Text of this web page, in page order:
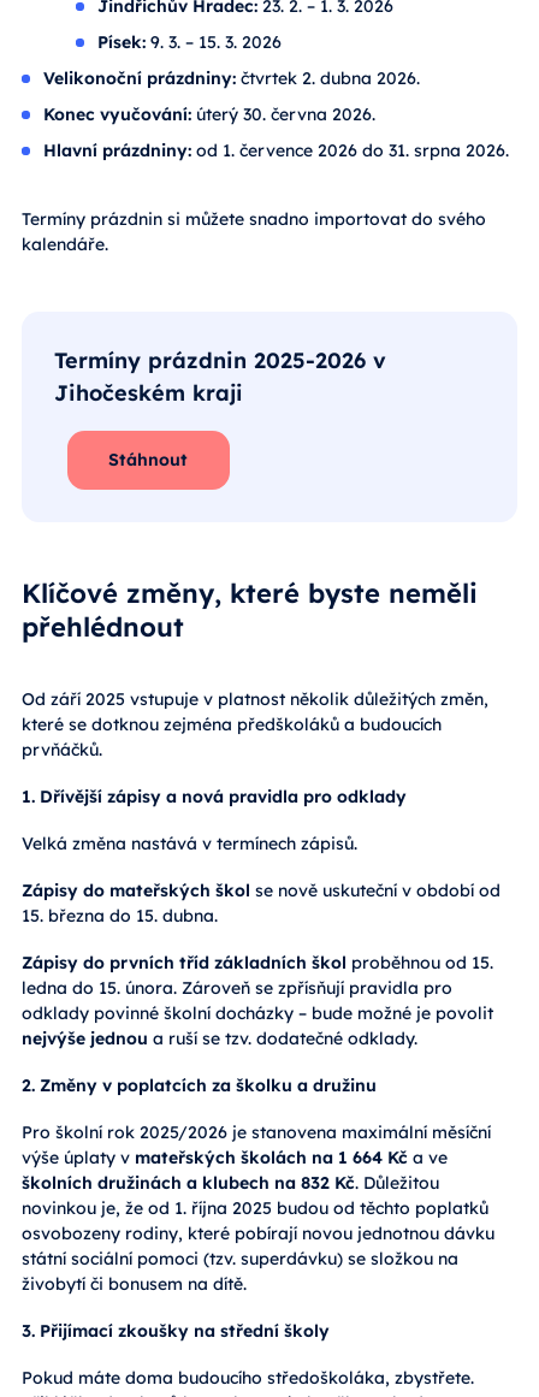
Jindřichův Hradec: 23. 2. – 1. 3. 2026
Písek: 9. 3. – 15. 3. 2026
Velikonoční prázdniny: čtvrtek 2. dubna 2026.
Konec vyučování: úterý 30. června 2026.
Hlavní prázdniny: od 1. července 2026 do 31. srpna 2026.
Termíny prázdnin si můžete snadno importovat do svého
kalendáře.
Termíny prázdnin 2025-2026 v
Jihočeském kraji
Stáhnout
Klíčové změny, které byste neměli
přehlédnout
Od září 2025 vstupuje v platnost několik důležitých změn,
které se dotknou zejména předškoláků a budoucích
prvňáčků.
1. Dřívější zápisy a nová pravidla pro odklady
Velká změna nastává v termínech zápisů.
Zápisy do mateřských škol se nově uskuteční v období od
15. března do 15. dubna.
Zápisy do prvních tříd základních škol proběhnou od 15.
ledna do 15. února. Zároveň se zpřísňují pravidla pro
odklady povinné školní docházky – bude možné je povolit
nejvýše jednou a ruší se tzv. dodatečné odklady.
2. Změny v poplatcích za školku a družinu
Pro školní rok 2025/2026 je stanovena maximální měsíční
výše úplaty v mateřských školách na 1 664 Kč a ve
školních družinách a klubech na 832 Kč. Důležitou
novinkou je, že od 1. října 2025 budou od těchto poplatků
osvobozeny rodiny, které pobírají novou jednotnou dávku
státní sociální pomoci (tzv. superdávku) se složkou na
živobytí či bonusem na dítě.
3. Přijímací zkoušky na střední školy
Pokud máte doma budoucího středoškoláka, zbystřete.